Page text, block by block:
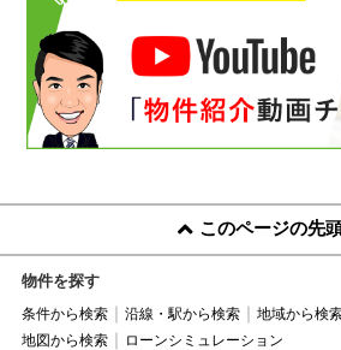
このページの先
物件を探す
条件から検索 沿線・駅から検索 地域から検
地図から検索
ローンシミュレーション